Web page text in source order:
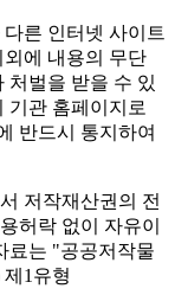
른 인터넷 사이트
에 내용의 무단
처벌을 받을 수 있
기관 홈페이지로
반드시 통지하여
저작재산권의 전
허락 없이 자유이
료는 "공공저작물
1유형